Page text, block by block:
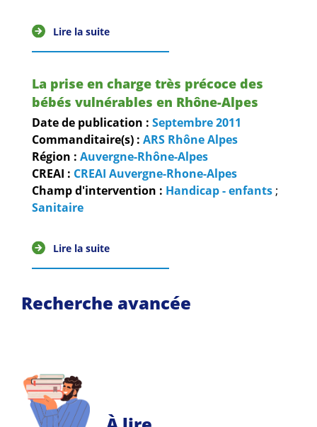
ActualitésLire la suite
La prise en charge très précoce des
bébés vulnérables en Rhône-Alpes
Date de publication : Septembre2011
Commanditaire(s) : ARS Rhône Alpes
Région : Auvergne-Rhône-Alpes
CREAI : CREAI Auvergne-Rhone-Alpes
Champ d'intervention : Handicap - enfants ;
Sanitaire
Lire la suite
Recherche avancée